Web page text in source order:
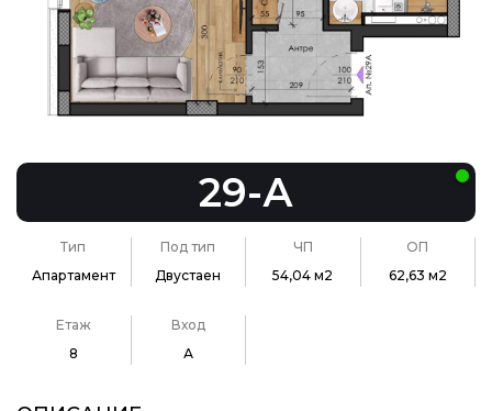
29-А
Тип
Апартамент
Под тип
Двустаен
ЧП
54,04 м2
ОП
62,63 м2
Етаж
8
Вход
А